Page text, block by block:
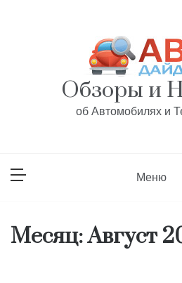
Обзоры и
об Автомобилях и
Меню
Месяц:Август